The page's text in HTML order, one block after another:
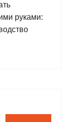
руками: